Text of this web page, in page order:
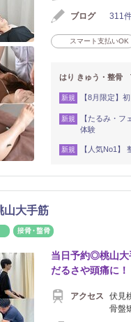
ブログ 311
スマート支払いOK
はり きゅう・整骨
新規 【8月限定】
新規
【たるみ・
体験
新規 【人気No1
大手筋
ロ鍼灸
当日予約◎桃山
だるさや頭痛に！
アクセス
伏見
骨盤